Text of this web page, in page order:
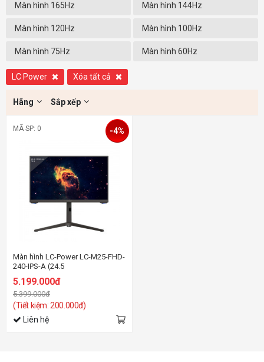
Màn hình 165Hz Màn hình 144Hz
Màn hình 120Hz Màn hình 100Hz
Màn hình 75Hz Màn hình 60Hz
LC Power Xóa tất cả
Hãng Sắp xếp
MÃ SP: 0
Màn hình LC-Power LC-M25-FHD-
240-IPS-A (24.5
5.199.000đ
5.399.000đ
(Tiết kiệm: 200.000đ)
-4%
Liên hệ